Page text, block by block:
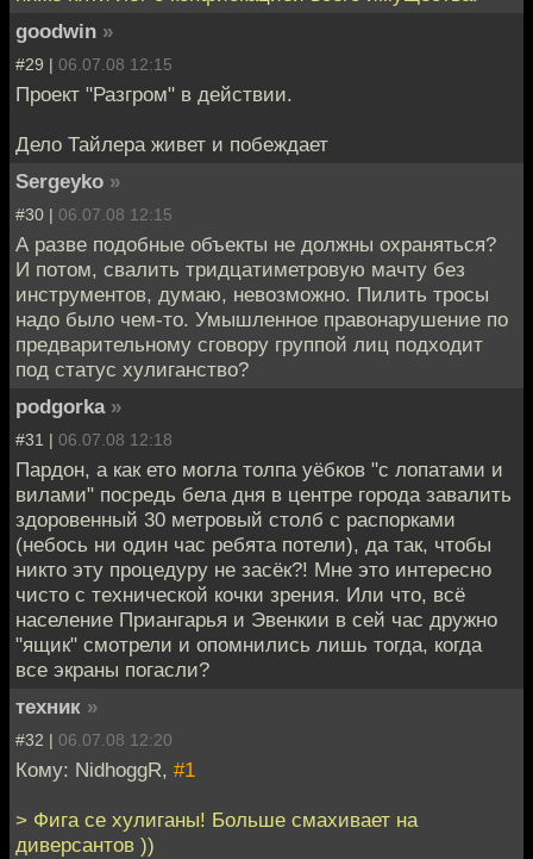
goodwin »
#29 | 06.07.08 12:15
Проект "Разгром" в действии.
Дело Тайлера живет и побеждает
Sergeyko »
#30 | 06.07.08 12:15
А разве подобные объекты не должны охраняться?
И потом, свалить тридцатиметровую мачту без
инструментов, думаю, невозможно. Пилить тросы
надо было чем-то. Умышленное правонарушение по
предварительному сговору группой лиц подходит
под статус хулиганство?
podgorka »
#31 | 06.07.08 12:18
Пардон, а как ето могла толпа уёбков "с лопатами и
вилами" посредь бела дня в центре города завалить
здоровенный 30 метровый столб с распорками
(небось ни один час ребята потели), да так, чтобы
никто эту процедуру не засёк?! Мне это интересно
чисто с технической кочки зрения. Или что, всё
население Приангарья и Эвенкии в сей час дружно
"ящик" смотрели и опомнились лишь тогда, когда
все экраны погасли?
техник »
#32 | 06.07.08 12:20
Кому: NidhoggR, #1
> Фига се хулиганы! Больше смахивает на
диверсантов ))